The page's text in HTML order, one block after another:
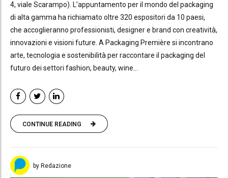
4, viale Scarampo). L’appuntamento per il mondo del packaging
di alta gamma ha richiamato oltre 320 espositori da 10 paesi,
che accoglieranno professionisti, designer e brand con creatività,
innovazioni e visioni future. A Packaging Première si incontrano
arte, tecnologia e sostenibilità per raccontare il packaging del
futuro dei settori fashion, beauty, wine...
CONTINUE READING
by Redazione